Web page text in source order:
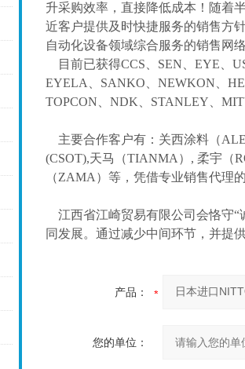
升采购效率，直接降低成本！随着
近客户提供及时快捷服务的销售方
自动化设备领域综合服务的销售网
目前已获得CCS、SEN、EYE、
EYELA、SANKO、NEWKON、
TOPCON、NDK、STANLEY、
主要合作客户有：关西涂料（
(CSOT),天马（TIANMA）, 柔宇（
（ZAMA）等，凭借专业销售代
江西省江崎贸易有限公司会恪守“
同发展。通过减少中间环节，并提
产品：
您的单位：